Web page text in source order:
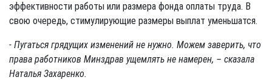
эффективности работы или размера фонда оплаты труда. В
свою очередь, стимулирующие размеры выплат уменьшатся.
- Пугаться грядущих изменений не нужно. Можем заверить, что
права работников Минздрав ущемлять не намерен, – сказала
Наталья Захаренко.